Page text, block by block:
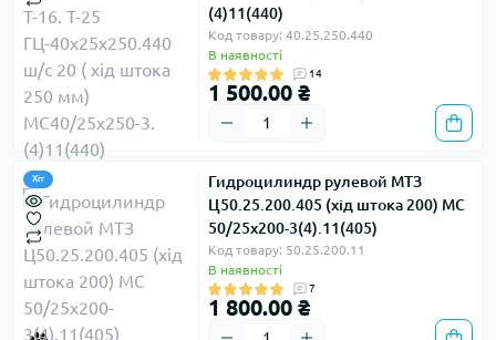
(4)11(440)
Код товару: 40.25.250.440
В наявності
14
1 500.00 ₴
Хіт
Гидроцилиндр рулевой МТЗ
Ц50.25.200.405 (хід штока 200) МС
50/25х200-3(4).11(405)
Код товару: 50.25.200.11
В наявності
7
1 800.00 ₴